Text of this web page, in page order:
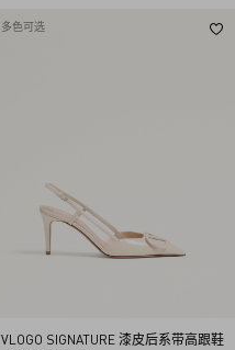
多色可选
VLOGO SIGNATURE 漆皮后系带高跟鞋